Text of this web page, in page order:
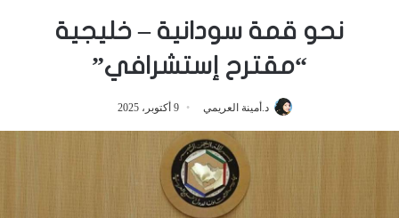
نحو قمة سودانية – خليجية
“مقترح إستشرافي”
د.أمينة العريمي 9 أكتوبر، 2025